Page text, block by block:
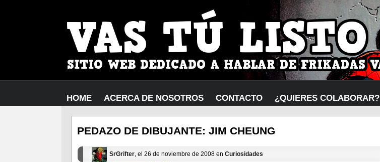
HOME ACERCA DE NOSOTROS CONTACTO ¿QUIERES COLABORAR?
PEDAZO DE DIBUJANTE: JIM CHEUNG
SrGrifter, el 26 de noviembre de 2008 en Curiosidades